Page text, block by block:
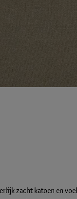
zacht katoen en